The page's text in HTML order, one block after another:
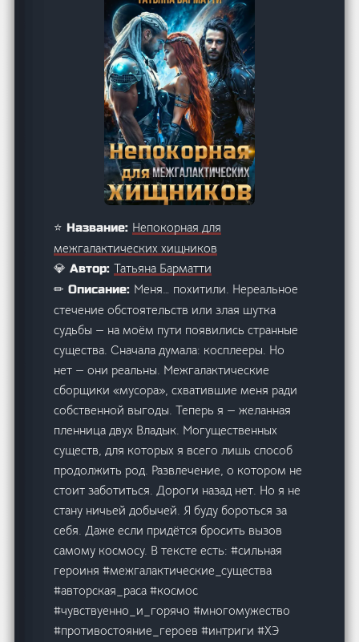
⭐ Название: Непокорная для
межгалактических хищников
💎 Автор:Татьяна Барматти
✏ Описание: Меня… похитили. Нереальное
стечение обстоятельств или злая шутка
судьбы — на моём пути появились странные
существа. Сначала думала: косплееры. Но
нет — они реальны. Межгалактические
сборщики «мусора», схватившие меня ради
собственной выгоды. Теперь я — желанная
пленница двух Владык. Могущественных
существ, для которых я всего лишь способ
продолжить род. Развлечение, о котором не
стоит заботиться. Дороги назад нет. Но я не
стану ничьей добычей. Я буду бороться за
себя. Даже если придётся бросить вызов
самому космосу. В тексте есть: #сильная
героиня #межгалактические_существа
#авторская_раса #космос
#чувствуенно_и_горячо #многомужество
#противостояние_героев #интриги #ХЭ